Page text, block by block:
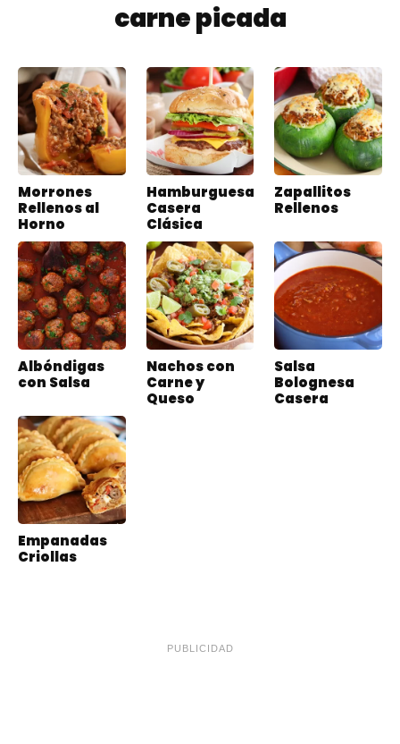
carne picada
Morrones
Rellenos al
Horno
Hamburguesa
Casera
Clásica
Zapallitos
Rellenos
Albóndigas
con Salsa
Nachos con
Carne y
Queso
Salsa
Bolognesa
Casera
Empanadas
Criollas
PUBLICIDAD